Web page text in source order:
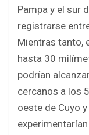
Pampa y el sur
registrarse
Mientras tanto,
hasta 30
podrían
cercanos a los
oeste de Cuyo